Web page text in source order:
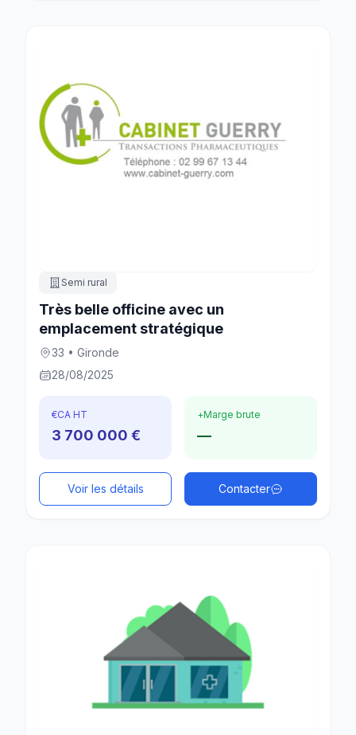
Semi rural
Très belle officine avec un
emplacement stratégique
33 • Gironde
28/08/2025
€CA HT
3 700 000 €
+Marge brute
—
Voir les détails Contacter